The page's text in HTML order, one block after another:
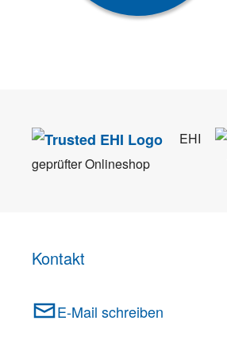
EHI
geprüfter Onlineshop
Kontakt
E-Mail schreiben